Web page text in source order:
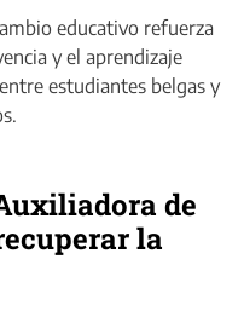
educativo refuerza
y el aprendizaje
estudiantes belgas y
de
la